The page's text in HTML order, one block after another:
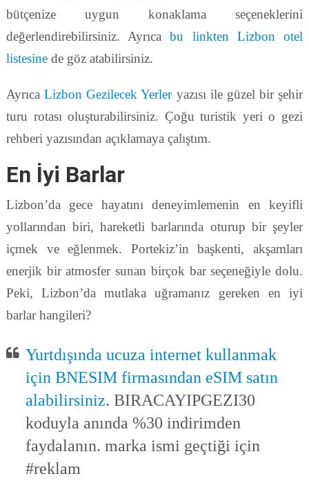
bütçenize uygun konaklama seçeneklerini
değerlendirebilirsiniz. Ayrıcabu linkten Lizbon otel
listesinede göz atabilirsiniz.
AyrıcaLizbon Gezilecek Yerleryazısı ile güzel bir şehir
turu rotası oluşturabilirsiniz. Çoğu turistik yeri o gezi
rehberi yazısından açıklamaya çalıştım.
En İyi Barlar
Lizbon’da gece hayatını deneyimlemenin en keyifli
yollarından biri, hareketli barlarında oturup bir şeyler
içmek ve eğlenmek. Portekiz’in başkenti, akşamları
enerjik bir atmosfer sunan birçok bar seçeneğiyle dolu.
Peki, Lizbon’da mutlaka uğramanız gereken en iyi
barlar hangileri?
Yurtdışında ucuza internet kullanmak
için BNESIM firmasından eSIM satın
alabilirsiniz. BIRACAYIPGEZI30
koduyla anında %30 indirimden
faydalanın. marka ismi geçtiği için
#reklam